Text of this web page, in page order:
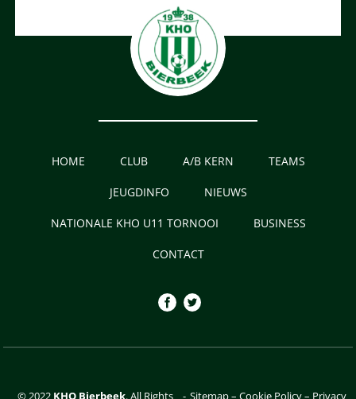
HOME CLUB A/B KERN TEAMS
JEUGDINFO NIEUWS
NATIONALE KHO U11 TORNOOI BUSINESS
CONTACT
© 2022 KHO Bierbeek. All Rights - Sitemap–Cookie Policy– Privacy